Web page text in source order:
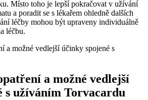
Místo toho je lepší pokračovat v užívání
a poradit se s lékařem ohledně dalších
léčby mohou být upraveny individuálně
léčbu.
a možné vedlejší
s užíváním Torvacardu